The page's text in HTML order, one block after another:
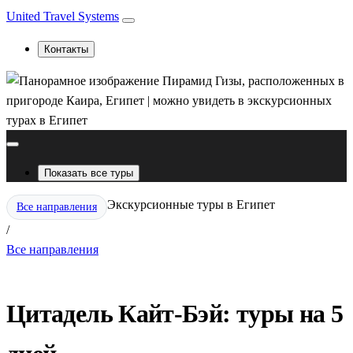
United Travel Systems
Контакты
Показать все туры
Все направления
/
Экскурсионные туры в Египет
Все направления
Цитадель Кайт-Бэй: туры на 5